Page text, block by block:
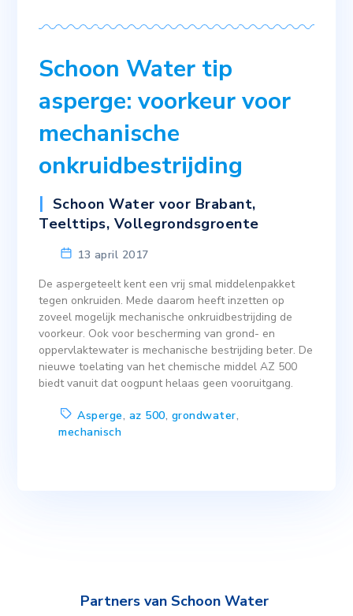
Schoon Water tip
asperge: voorkeur voor
mechanische
onkruidbestrijding
Schoon Water voor Brabant,
Teelttips, Vollegrondsgroente
13 april 2017
De aspergeteelt kent een vrij smal middelenpakket
tegen onkruiden. Mede daarom heeft inzetten op
zoveel mogelijk mechanische onkruidbestrijding de
voorkeur. Ook voor bescherming van grond- en
oppervlaktewater is mechanische bestrijding beter. De
nieuwe toelating van het chemische middel AZ 500
biedt vanuit dat oogpunt helaas geen vooruitgang.
Asperge, az 500, grondwater,
mechanisch
Partners van Schoon Water